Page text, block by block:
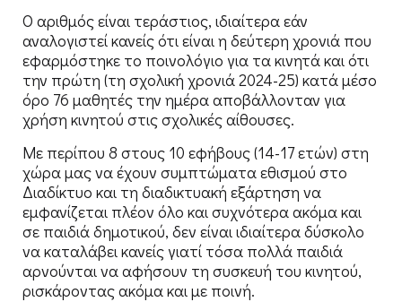
Ο αριθμός είναι τεράστιος, ιδιαίτερα εάν
αναλογιστεί κανείς ότι είναι η δεύτερη χρονιά που
εφαρμόστηκε το ποινολόγιο για τα κινητά και ότι
την πρώτη (τη σχολική χρονιά 2024-25) κατά μέσο
όρο 76 μαθητές την ημέρα αποβάλλονταν για
χρήση κινητού στις σχολικές αίθουσες.
Με περίπου 8 στους 10 εφήβους (14-17 ετών) στη
χώρα μας να έχουν συμπτώματα εθισμού στο
Διαδίκτυο και τη διαδικτυακή εξάρτηση να
εμφανίζεται πλέον όλο και συχνότερα ακόμα και
σε παιδιά δημοτικού, δεν είναι ιδιαίτερα δύσκολο
να καταλάβει κανείς γιατί τόσα πολλά παιδιά
αρνούνται να αφήσουν τη συσκευή του κινητού,
ρισκάροντας ακόμα και με ποινή.